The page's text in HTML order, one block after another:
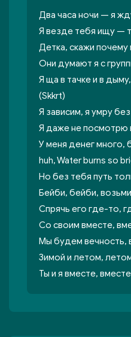
Два часа ночи — я
Я везде тебя ищу —
Детка, скажи почему
Они думают я с
Я ща в тачке и в
(Skkrt)
Я зависим, я умру
Я даже не посмотрю
У меня денег много,
huh, Water burns so
Но без тебя путь
Бейби, бейби,
Спрячь его где-то,
Со своим вместе,
Мы будем вечность,
Зимой и летом,
Ты и я вместе,